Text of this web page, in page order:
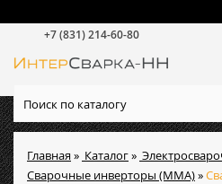
Главная» Каталог»
Сварочные инверторы (ММА)»
+7 (831) 214-60-80